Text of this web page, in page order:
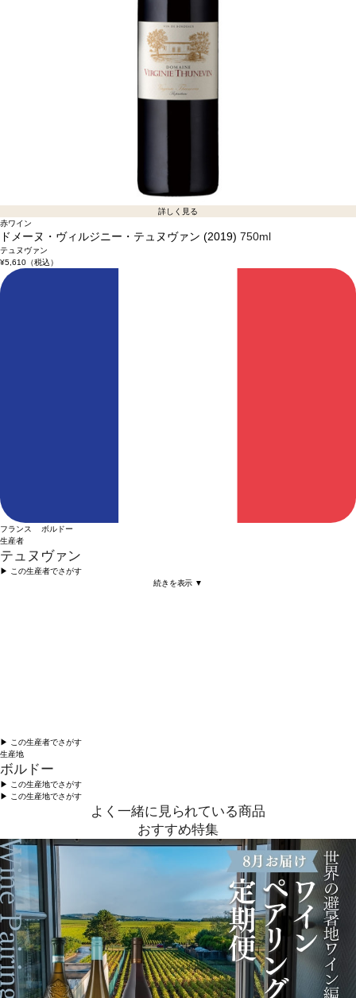
詳しく見る
赤ワイン
ドメーヌ・ヴィルジニー・テュヌヴァン (2019) 750ml
テュヌヴァン
¥5,610（税込）
フランス ボルドー
生産者
テュヌヴァン
▶︎ この生産者でさがす
続きを表示 ▼
▶︎ この生産者でさがす
生産地
ボルドー
▶︎ この生産地でさがす
▶︎ この生産地でさがす
よく一緒に見られている商品
おすすめ特集